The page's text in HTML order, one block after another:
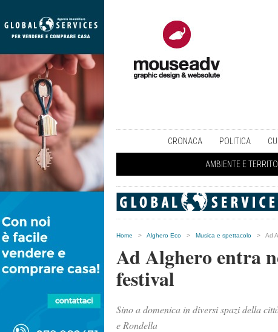
CRONACA POLITICA
AMBIENTE E
Home > Alghero Eco > Musica e spettacolo > Ad
Ad Alghero entra
festival
Sino a domenica in diversi spazi della
e Rondella